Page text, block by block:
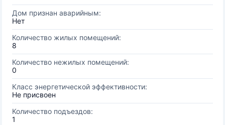
Дом признан аварийным:
Нет
Количество жилых помещений:
8
Количество нежилых помещений:
0
Класс энергетической эффективности:
Не присвоен
Количество подъездов:
1